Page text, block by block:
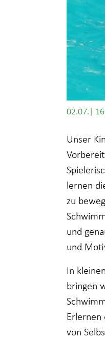
02.07.|
Unser
lernen
zu
und
und
In
bringen
Erlernen
von